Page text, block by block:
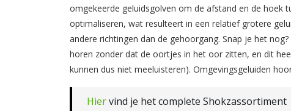
omgekeerde geluidsgolven om de afstand en de hoek
optimaliseren, wat resulteert in een relatief grotere
andere richtingen dan de gehoorgang. Snap je het
horen zonder dat de oortjes in het oor zitten, en dit
kunnen dus niet meeluisteren). Omgevingsgeluiden
Hiervind je het complete Shokzassortiment